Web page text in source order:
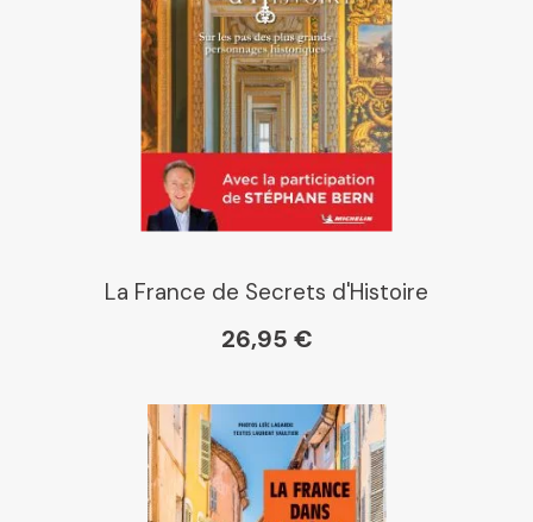
La France de Secrets d'Histoire
26,95 €